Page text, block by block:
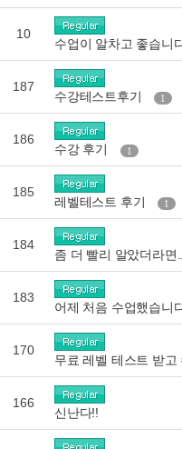
10
수업이 알차고 좋습니
187
수강테스트후기 1
186
수강 후기 1
185
레벨테스트 후기 1
184
좀 더 빨리 알았더라면
183
어제 처음 수업했습니
170
무료 레벨 테스트 받
166
신난다!!